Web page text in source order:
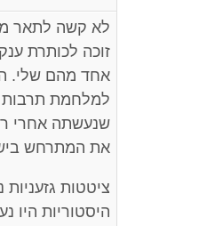
לא קשה לתאר
זוכה לכותרת
אחד מהם שלי.
למלחמת תרבות
שנעשתה אחרי
את המתרחש
ציטטות
היסטוריות היו